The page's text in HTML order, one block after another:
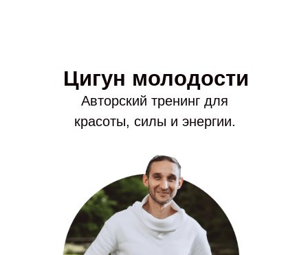
Авторский тренинг для
красоты, силы и энергии.
Цигун молодости